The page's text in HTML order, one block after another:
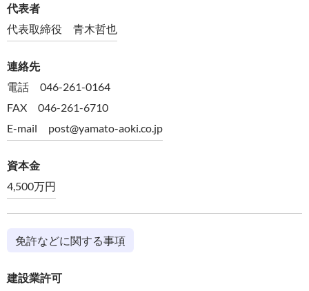
代表者
代表取締役 青木哲也
連絡先
電話 046-261-0164
FAX 046-261-6710
E-mail post@yamato-aoki.co.jp
資本金
4,500万円
免許などに関する事項
建設業許可